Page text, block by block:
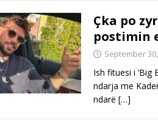
Çka po
postimin
September
Ish fituesi i ‘Big
ndarja me
ndarë […]